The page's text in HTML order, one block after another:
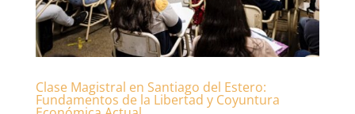
Clase Magistral en Santiago del Estero:
Fundamentos de la Libertad y Coyuntura